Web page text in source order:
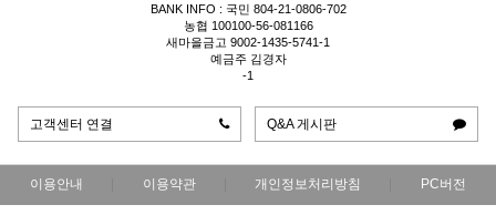
BANK INFO : 국민 804-21-0806-702
농협 100100-56-081166
새마을금고 9002-1435-5741-1
예금주 김경자
-1
고객센터 연결 Q&A 게시판
이용안내 이용약관 개인정보처리방침 PC버전